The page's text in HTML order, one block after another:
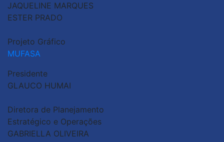
JAQUELINE MARQUES
ESTER PRADO
Projeto Gráfico
MUFASA
Presidente
GLAUCO HUMAI
Diretora de Planejamento
Estratégico e Operações
GABRIELLA OLIVEIRA